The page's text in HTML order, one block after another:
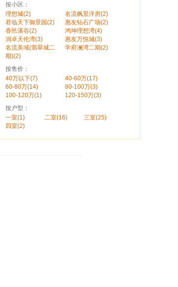
按小区：
理想城(2)
名流枫景洋房(2)
君临天下御景园(2)
惠友钻石广场(2)
香邑溪谷(2)
鸿坤理想湾(4)
润卓天伦湾(3)
惠友万悦城(3)
名流美域(翡翠城二
期)(2)
学府澜湾二期(2)
按售价：
40万以下(7)
40-60万(17)
60-80万(14)
80-100万(3)
100-120万(1)
120-150万(3)
按户型：
一室(1)
二室(16)
三室(25)
四室(2)